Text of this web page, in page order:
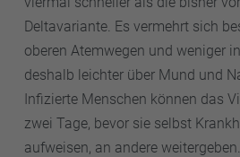
Deltavariante. Es vermehrt sich
oberen Atemwegen und weniger
deshalb leichter über Mund und
Infizierte Menschen können das
zwei Tage, bevor sie selbst
aufweisen, an andere